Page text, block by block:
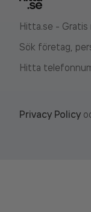
Hitta.se - Gratis
Sök företag,
Hitta
Privacy Policy